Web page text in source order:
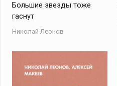
Большие звезды тоже
гаснут
Николай Леонов